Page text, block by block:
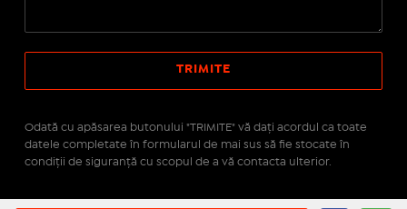
Odată cu apăsarea butonului "TRIMITE" vă daţi acordul ca toate
datele completate în formularul de mai sus să fie stocate în
condiţii de siguranţă cu scopul de a vă contacta ulterior.